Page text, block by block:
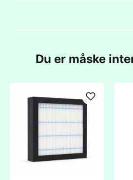
Du er måske